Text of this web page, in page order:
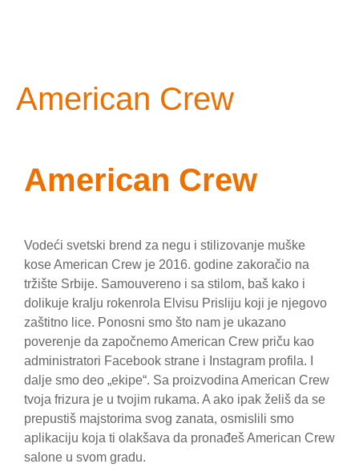
American Crew
American Crew
Vodeći svetski brend za negu i stilizovanje muške
kose American Crew je 2016. godine zakoračio na
tržište Srbije. Samouvereno i sa stilom, baš kako i
dolikuje kralju rokenrola Elvisu Prisliju koji je njegovo
zaštitno lice. Ponosni smo što nam je ukazano
poverenje da započnemo American Crew priču kao
administratori Facebook strane i Instagram profila. I
dalje smo deo „ekipe“. Sa proizvodina American Crew
tvoja frizura je u tvojim rukama. A ako ipak želiš da se
prepustiš majstorima svog zanata, osmislili smo
aplikaciju koja ti olakšava da pronađeš American Crew
salone u svom gradu.